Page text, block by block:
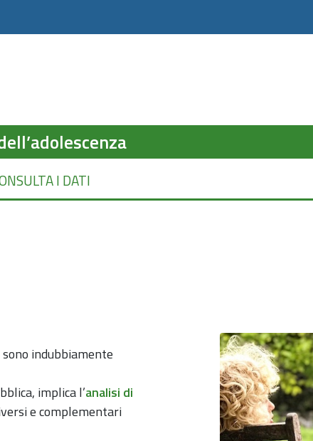
I DATI
indubbiamente
implica l’analisi di
e complementari